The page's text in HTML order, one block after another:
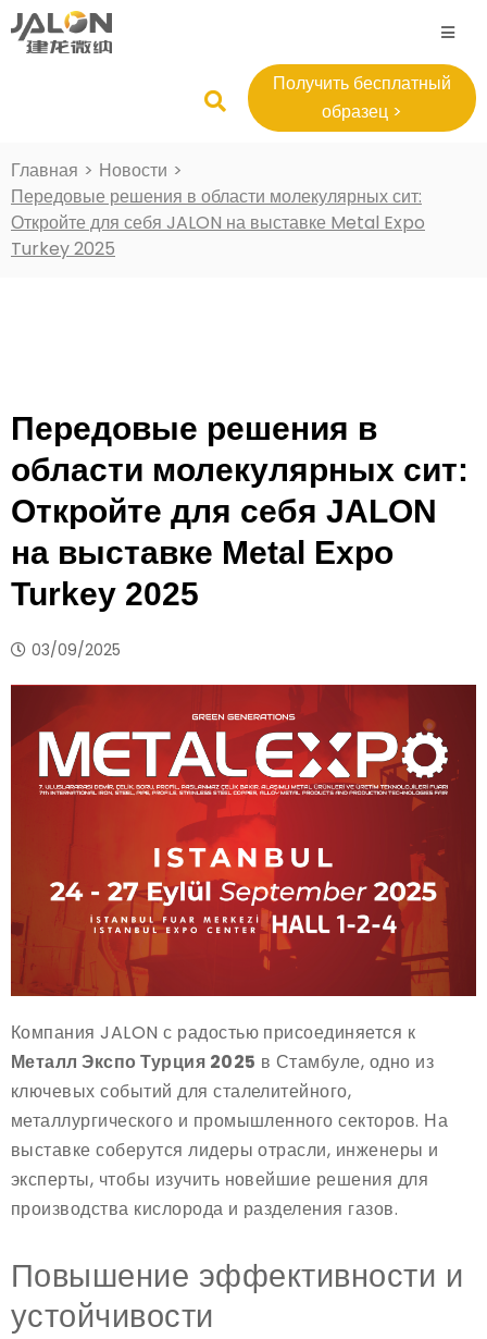
Получить бесплатный
образец >
Главная > Новости >
Передовые решения в области молекулярных сит:
Откройте для себя JALON на выставке Metal Expo
Turkey 2025
Передовые решения в
области молекулярных сит:
Откройте для себя JALON
на выставке Metal Expo
Turkey 2025
03/09/2025
Компания JALON с радостью присоединяется к
Металл Экспо Турция 2025 в Стамбуле, одно из
ключевых событий для сталелитейного,
металлургического и промышленного секторов. На
выставке соберутся лидеры отрасли, инженеры и
эксперты, чтобы изучить новейшие решения для
производства кислорода и разделения газов.
Повышение эффективности и
устойчивости